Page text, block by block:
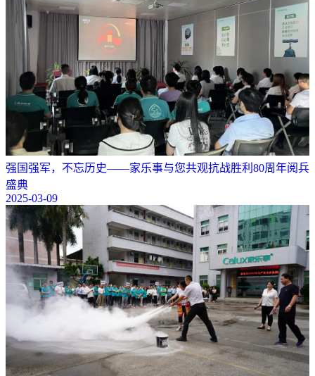
强国强军，不忘历史——家乐事与您共观抗战胜利80周年阅兵
盛典
2025-03-09